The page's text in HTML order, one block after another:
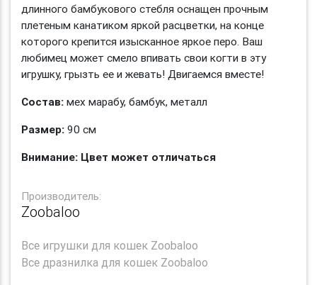
длинного бамбукового стебля оснащен прочным
плетеным канатиком яркой расцветки, на конце
которого крепится изысканное яркое перо. Ваш
любимец может смело впивать свои когти в эту
игрушку, грызть ее и жевать! Двигаемся вместе!
Состав: мех марабу, бамбук, металл
Размер: 90 см
Внимание: Цвет может отличаться
Производитель:
Zoobaloo
Все игрушки для кошек Zoobaloo
Все дразнилка для кошек Zoobaloo